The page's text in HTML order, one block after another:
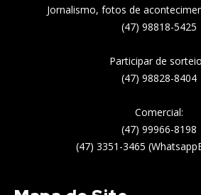
Jornalismo, fotos de
(47) 98818-5425
Participar de
(47) 98828-8404
Comercial:
(47) 99966-8198
(47) 3351-3465